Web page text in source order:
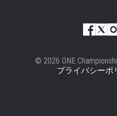
© 2026 ONE
プライバシーポ